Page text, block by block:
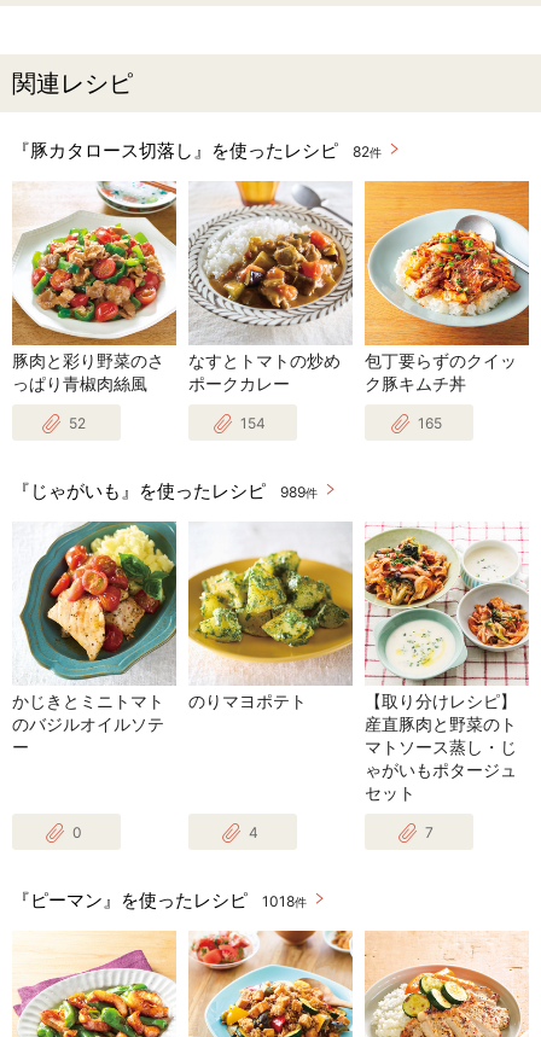
関連レシピ
『豚カタロース切落し』を使ったレシピ 82件
豚肉と彩り野菜のさ
っぱり青椒肉絲風
52
なすとトマトの炒め
ポークカレー
154
包丁要らずのクイッ
ク豚キムチ丼
165
『じゃがいも』を使ったレシピ 989件
かじきとミニトマト
のバジルオイルソテ
ー
0
のりマヨポテト
4
【取り分けレシピ】
産直豚肉と野菜のト
マトソース蒸し・じ
ゃがいもポタージュ
セット
7
『ピーマン』を使ったレシピ 1018件